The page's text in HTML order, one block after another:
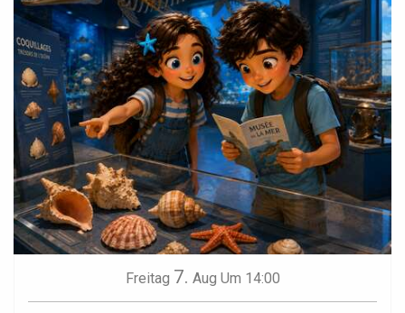
Freitag 7. Aug Um 14:00